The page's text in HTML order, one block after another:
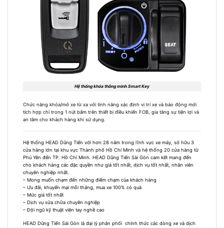
Hệ thống khóa thông minh Smart Key
Chức năng khóa/mở xe từ xa với tính năng xác định vị trí xe và báo động mới
tích hợp chỉ trong 1 nút bấm trên thiết bị điều khiển FOB, gia tăng sự tiện lợi và
an tâm cho khách hàng khi sử dụng.
Hệ thống HEAD Dũng Tiến với hơn 28 năm trong lĩnh vực xe máy, sở hữu 3
cửa hàng lớn tại khu vực Thành phố Hồ Chí Minh và hệ thống 20 cửa hàng từ
Phú Yên đến TP. Hồ Chí Minh. HEAD Dũng Tiến Sài Gòn cam kết mang đến
cho khách hàng các đặc quyền như giá tốt nhất, dịch vụ tốt nhất, nhân viên
chuyên nghiệp nhất.
– Mong muốn chạm đến những điểm chạm của khách hàng
– Ưu đãi, khuyến mại mỗi tháng, mua xe 100% có quà
– Mức giá tốt nhất
– Dịch vụ sửa chữa chuyên nghiệp
– Đội ngũ kỹ thuật viên tay nghề cao
HEAD Dũng Tiến Sài Gòn là đại lý phân phối chính thức các dòng xe và dịch